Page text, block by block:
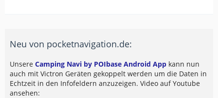
Neu von pocketnavigation.de:
Unsere Camping Navi by POIbase Android App kann nun
auch mit Victron Geräten gekoppelt werden um die Daten in
Echtzeit in den Infofeldern anzuzeigen. Video auf Youtube
ansehen: